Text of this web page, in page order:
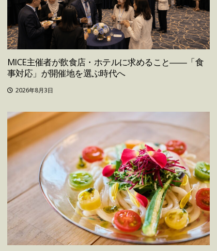
MICE主催者が飲食店・ホテルに求めること――「食
事対応」が開催地を選ぶ時代へ
2026年8月3日